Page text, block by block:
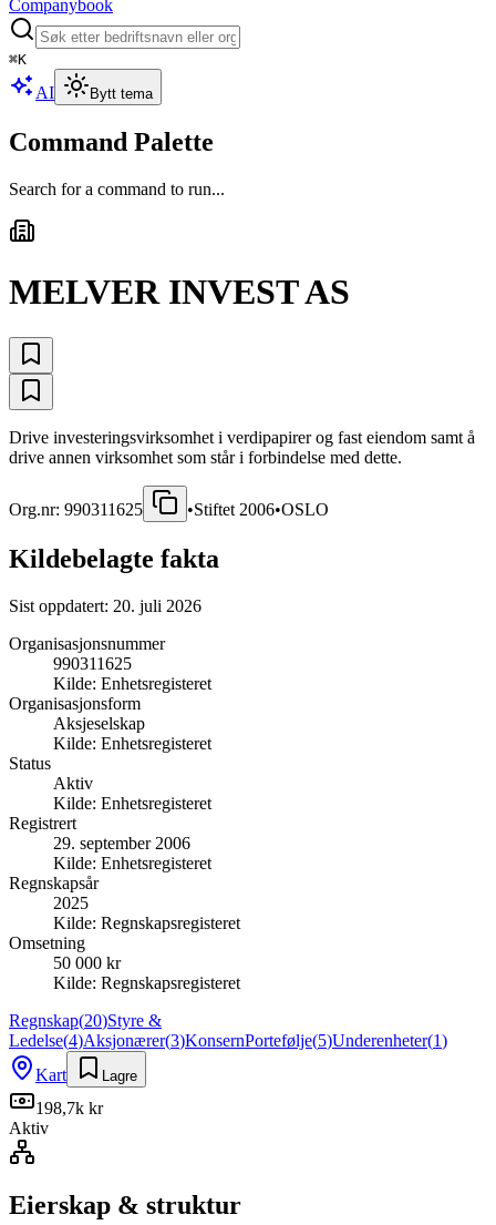
Companybook
⌘K
AI Bytt tema
Command Palette
Search for a command to run...
MELVER INVEST AS
Drive investeringsvirksomhet i verdipapirer og fast eiendom samt å
drive annen virksomhet som står i forbindelse med dette.
Org.nr: 990311625 •Stiftet 2006•OSLO
Kildebelagte fakta
Sist oppdatert: 20. juli 2026
Organisasjonsnummer
990311625
Kilde: Enhetsregisteret
Organisasjonsform
Aksjeselskap
Kilde: Enhetsregisteret
Status
Aktiv
Kilde: Enhetsregisteret
Registrert
29. september 2006
Kilde: Enhetsregisteret
Regnskapsår
2025
Kilde: Regnskapsregisteret
Omsetning
50 000 kr
Kilde: Regnskapsregisteret
Regnskap(20)Styre &
Ledelse(4)Aksjonærer(3)KonsernPortefølje(5)Underenheter(1)
Kart
Lagre
198,7k kr
Aktiv
Eierskap & struktur